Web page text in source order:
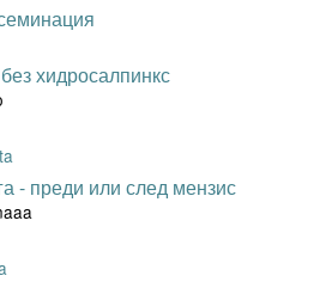
хидросалпинкс
- преди или след мензис